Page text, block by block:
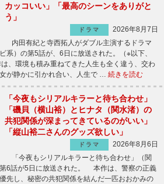
カッコいい」「最高のシーンをありがと
う」
ドラマ
2026年8月7日
内田有紀と寺西拓人がダブル主演するドラマ
系）の第5話が、6日に放送された。（※以下、
、環境も積み重ねてきた人生も全く違う、交わ
が静かに引かれ合い、人生で … 続きを読む
「今夜もシリアルキラーと待ち合わせ」
「磯貝（横山裕）とヒナタ（関水渚）の
共犯関係が深まってきているのがいい」
「縦山裕二さんのグッズ欲しい」
ドラマ
2026年8月6日
「今夜もシリアルキラーと待ち合わせ」（関
6話が5日に放送された。 本作は、警察の正義
先し、秘密の共犯関係を結んだ一匹おおかみの